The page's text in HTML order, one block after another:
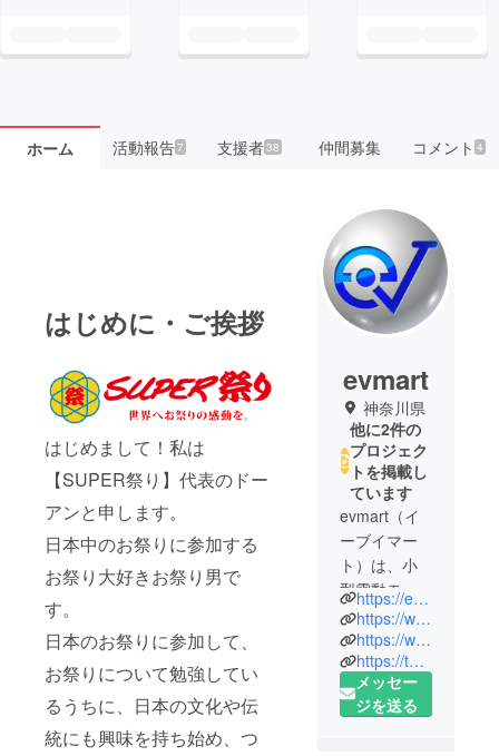
ホーム 活動報告7 支援者38 仲間募集 コメント4
はじめに・ご挨拶
はじめまして！私は
【SUPER祭り】代表のドー
アンと申します。
日本中のお祭りに参加する
お祭り大好きお祭り男で
す。
日本のお祭りに参加して、
お祭りについて勉強してい
るうちに、日本の文化や伝
統にも興味を持ち始め、つ
evmart
神奈川県
他に2件の
プロジェク
トを掲載し
ています
evmart（イ
ーブイマー
ト）は、小
型電動モビ
リティ（電
動キック
ボード、電
動バイク、
電動アシス
https://evmart.jp/
https://www.instagram.com/evmartjp/
https://www.youtube.com/evmartjp
https://twitter.com/evmartjp
メッセー
ジを送る